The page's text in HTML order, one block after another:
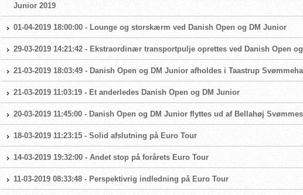
Junior 2019
01-04-2019 18:00:00 - Lounge og storskærm ved Danish Open og DM Junior
29-03-2019 14:21:42 - Ekstraordinær transportpulje oprettes ved Danish Open
21-03-2019 18:03:49 - Danish Open og DM Junior afholdes i Taastrup Svømmehal
21-03-2019 11:03:19 - Et anderledes Danish Open og DM Junior
20-03-2019 11:45:00 - Danish Open og DM Junior flyttes ud af Bellahøj
18-03-2019 11:23:15 - Solid afslutning på Euro Tour
14-03-2019 19:32:00 - Andet stop på forårets Euro Tour
11-03-2019 08:33:48 - Perspektivrig indledning på Euro Tour